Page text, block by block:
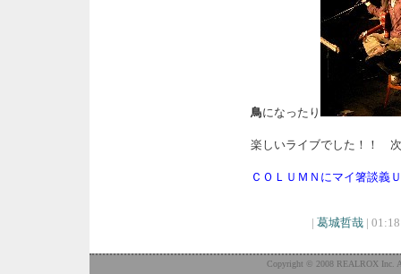
鳥になったり
楽しいライブでした！！
ＣＯＬＵＭＮにマイ箸談義
| 葛城哲哉|
Copyright © 2008 REALROX Inc.